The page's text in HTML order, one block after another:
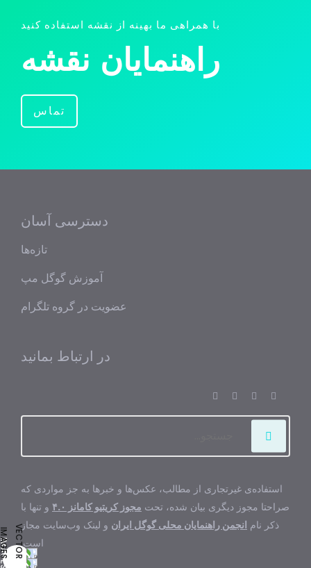
با همراهی ما بهینه از نقشه استفاده کنید
راهنمایان نقشه
تماس
دسترسی آسان
تازه‌ها
آموزش گوگل مپ
عضویت در گروه تلگرام
در ارتباط بمانید
استفاده‌ی غیرتجاری از مطالب، عکس‌ها و خبرها به جز مواردی که
صراحتا مجوز دیگری بیان شده، تحت مجوز کریتیو کامانز ۴.۰
و تنها با
ذکر نام انجمن راهنمایان محلی گوگل ایران و لینک وب‌سایت مجاز
است.